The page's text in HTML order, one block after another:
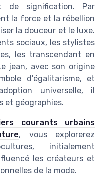
de signification. Par
la force et la rébellion
la douceur et le luxe.
sociaux, les stylistes
les transcendant en
jean, avec son origine
d'égalitarisme, et
universelle, il
et géographies.
courants urbains
, vous explorerez
initialement
les créateurs et
de la mode.